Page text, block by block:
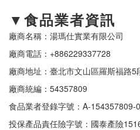
▼食品業者資訊
廠商名稱：湯瑪仕實業有限公司
廠商電話：+886229337728
廠商地址：臺北市文山區羅斯福路
廠商統編：54357809
食品業者登錄字號：A-154357809-
投保產品責任險字號：國泰產險